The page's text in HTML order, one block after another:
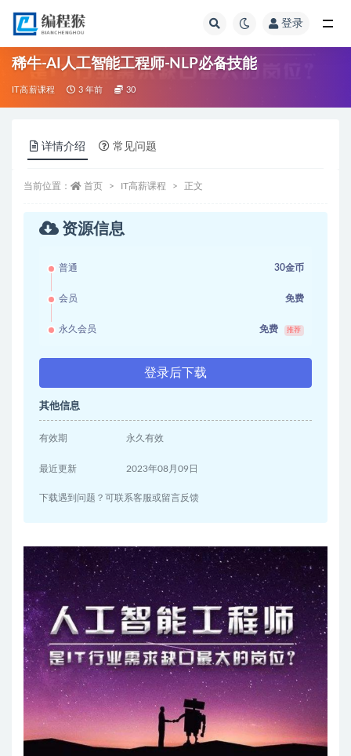
登录
稀牛-AI人工智能工程师-NLP必备技能
IT高薪课程 3 年前 30
详情介绍 常见问题
当前位置： 首页 IT高薪课程 正文
资源信息
普通 30金币
会员 免费
永久会员 免费 推荐
登录后下载
其他信息
有效期 永久有效
最近更新 2023年08月09日
下载遇到问题？可联系客服或留言反馈